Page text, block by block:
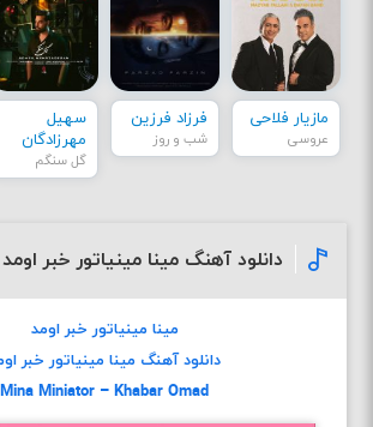
مازیار فلاحی
عروسی
فرزاد فرزین
شب و روز
سهیل
مهرزادگان
گل سنگم
دانلود آهنگ مینا مینیاتور خبر اومد
مینا مینیاتور خبر اومد
دانلود آهنگ مینا مینیاتور خبر
Mina Miniator – Khabar Omad